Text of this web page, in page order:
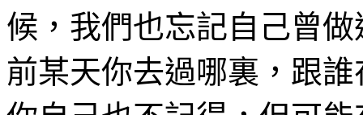
候，我們也忘記自己曾
前某天你去過哪裏，跟